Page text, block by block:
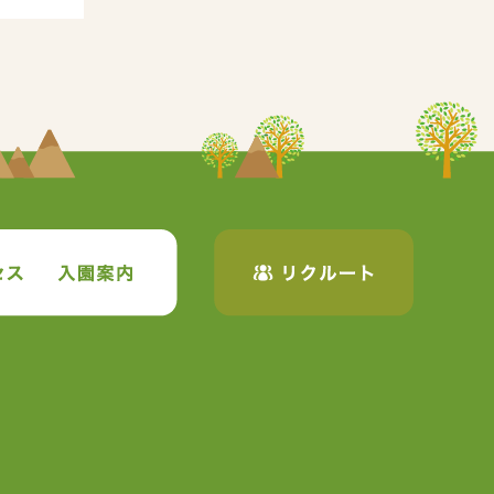
育について
アクセス 入園案内